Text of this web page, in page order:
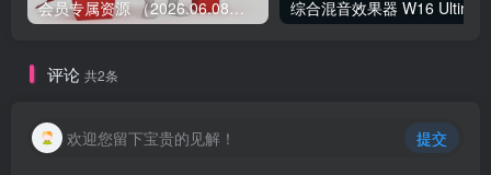
会员专属资源 （2026.06.08更新）
评论 共2条
欢迎您留下宝贵的见解！ 提交